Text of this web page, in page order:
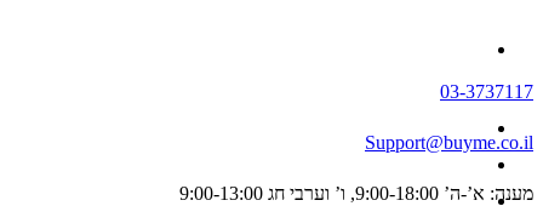
03-3737117
Support@buyme.co.il
מענה: א’-ה’ 9:00-18:00, ו’ וערבי חג 9:00-13:00